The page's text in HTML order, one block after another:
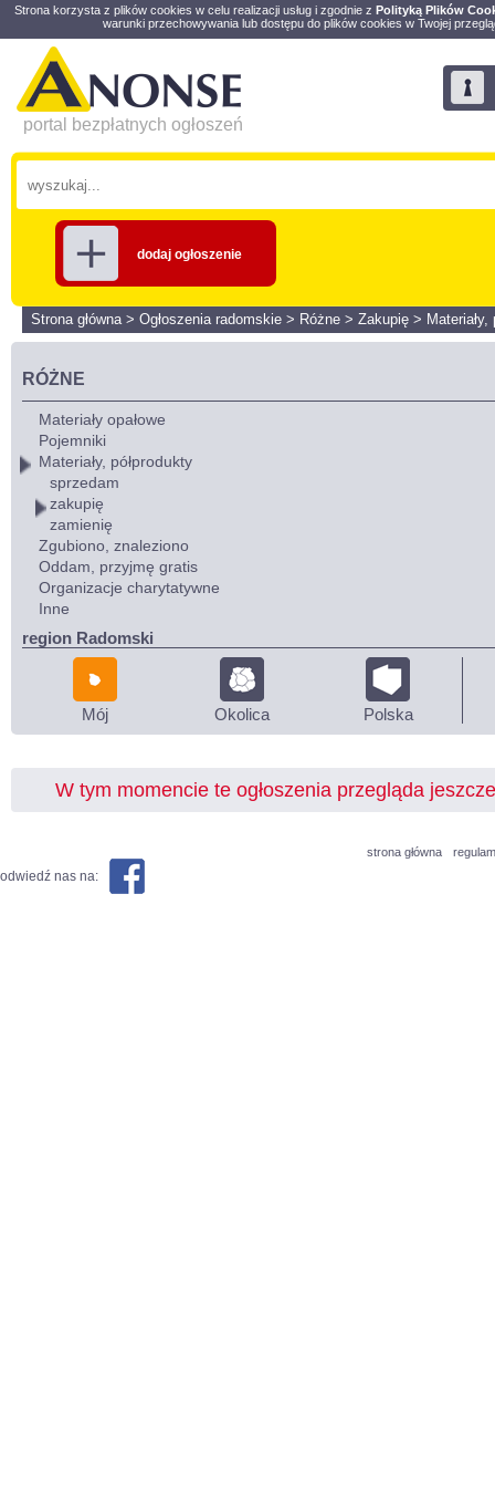
Strona korzysta z plików cookies w celu realizacji usług i zgodnie z Polityką Plików
warunki przechowywania lub dostępu do plików cookies w Twojej
portal bezpłatnych ogłoszeń
dodaj ogłoszenie
Strona główna> Ogłoszenia radomskie > Różne > Zakupię > Materiały,
RÓŻNE
Materiały opałowe
Pojemniki
Materiały, półprodukty
sprzedam
zakupię
zamienię
Zgubiono, znaleziono
Oddam, przyjmę gratis
Organizacje charytatywne
Inne
region Radomski
Mój Okolica Polska
W tym momencie te ogłoszenia przegląda
strona główna
odwiedź nas na: